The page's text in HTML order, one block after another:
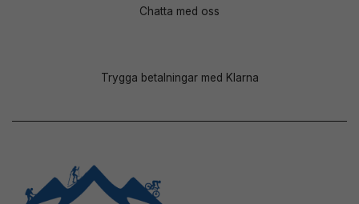
Chatta med oss
Trygga betalningar med Klarna